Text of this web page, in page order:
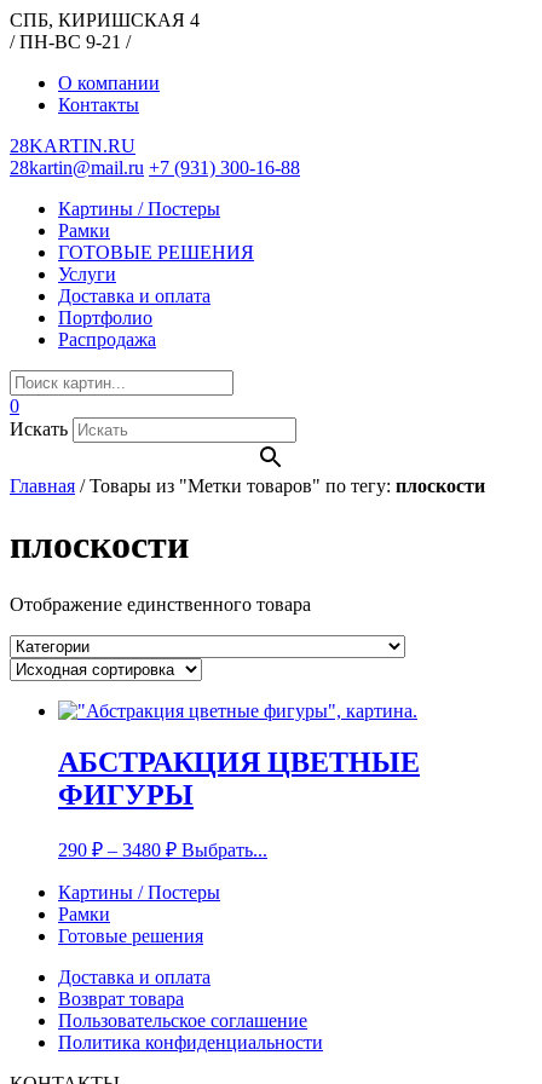
СПБ, КИРИШСКАЯ 4
/ ПН-ВС 9-21 /
О компании
Контакты
28KARTIN.RU
28kartin@mail.ru +7 (931) 300-16-88
Картины / Постеры
Рамки
ГОТОВЫЕ РЕШЕНИЯ
Услуги
Доставка и оплата
Портфолио
Распродажа
0
Искать
Главная /Товары из "Метки товаров" по тегу: плоскости
плоскости
Отображение единственного товара
АБСТРАКЦИЯ ЦВЕТНЫЕ
ФИГУРЫ
290 ₽ – 3480 ₽ Выбрать...
Картины / Постеры
Рамки
Готовые решения
Доставка и оплата
Возврат товара
Пользовательское соглашение
Политика конфиденциальности